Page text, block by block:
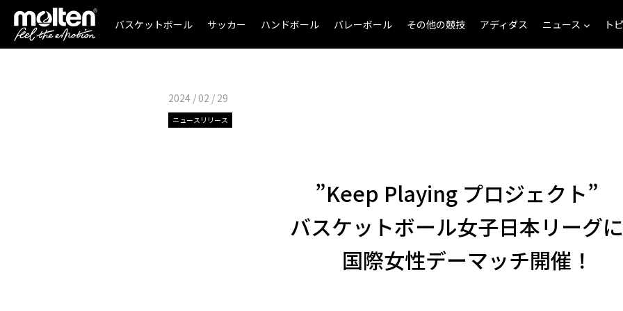
バスケットボール サッカー ハンドボール バレーボール その他の競技 アディダス ニュース ト
2024 / 02 / 29
ニュースリリース
”Keep Playing プロジェクト”
バスケットボール女子日本リーグ
国際女性デーマッチ開催！